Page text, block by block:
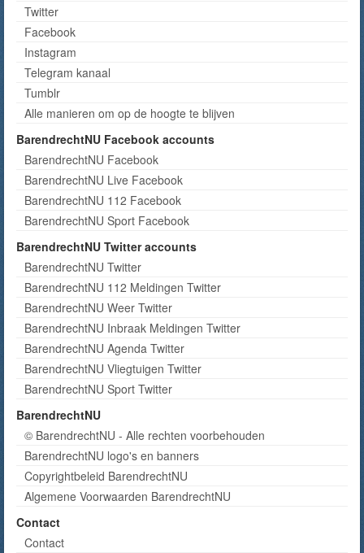
Twitter
Facebook
Instagram
Telegram kanaal
Tumblr
Alle manieren om op de hoogte te blijven
BarendrechtNU Facebook accounts
BarendrechtNU Facebook
BarendrechtNU Live Facebook
BarendrechtNU 112 Facebook
BarendrechtNU Sport Facebook
BarendrechtNU Twitter accounts
BarendrechtNU Twitter
BarendrechtNU 112 Meldingen Twitter
BarendrechtNU Weer Twitter
BarendrechtNU Inbraak Meldingen Twitter
BarendrechtNU Agenda Twitter
BarendrechtNU Vliegtuigen Twitter
BarendrechtNU Sport Twitter
BarendrechtNU
© BarendrechtNU - Alle rechten voorbehouden
BarendrechtNU logo's en banners
Copyrightbeleid BarendrechtNU
Algemene Voorwaarden BarendrechtNU
Contact
Contact